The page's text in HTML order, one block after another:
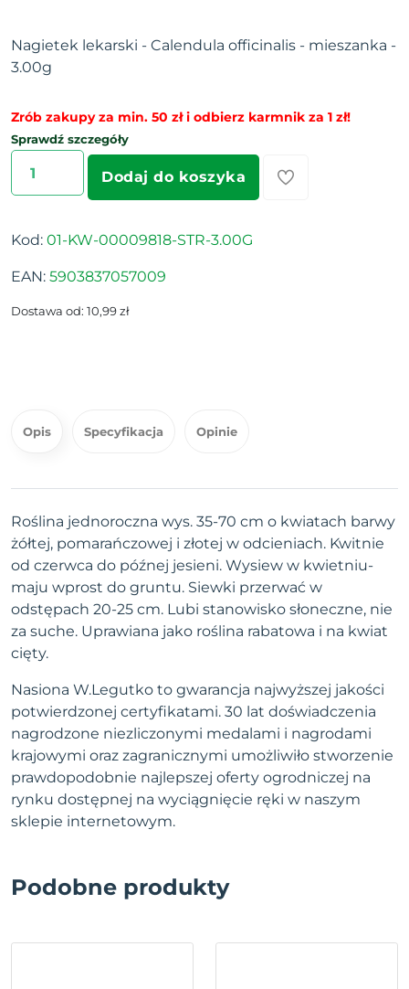
Nagietek lekarski - Calendula officinalis - mieszanka -
3.00g
Zrób zakupy za min. 50 zł i odbierz karmnik za 1 zł!
Sprawdź szczegóły
Dodaj do koszyka
Kod: 01-KW-00009818-STR-3.00G
EAN: 5903837057009
Dostawa od: 10,99 zł
Opis Specyfikacja Opinie
Roślina jednoroczna wys. 35-70 cm o kwiatach barwy
żółtej, pomarańczowej i złotej w odcieniach. Kwitnie
od czerwca do późnej jesieni. Wysiew w kwietniu-
maju wprost do gruntu. Siewki przerwać w
odstępach 20-25 cm. Lubi stanowisko słoneczne, nie
za suche. Uprawiana jako roślina rabatowa i na kwiat
cięty.
Nasiona W.Legutko to gwarancja najwyższej jakości
potwierdzonej certyfikatami. 30 lat doświadczenia
nagrodzone niezliczonymi medalami i nagrodami
krajowymi oraz zagranicznymi umożliwiło stworzenie
prawdopodobnie najlepszej oferty ogrodniczej na
rynku dostępnej na wyciągnięcie ręki w naszym
sklepie internetowym.
Podobne produkty